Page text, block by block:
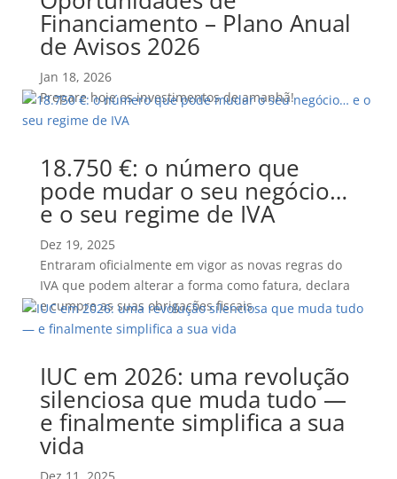
Financiamento – Plano Anual
de Avisos 2026
Jan 18, 2026
Prepare hoje os investimentos de amanhã!
18.750 €: o número que
pode mudar o seu negócio…
e o seu regime de IVA
Dez 19, 2025
Entraram oficialmente em vigor as novas regras do
IVA que podem alterar a forma como fatura, declara
e cumpre as suas obrigações fiscais
IUC em 2026: uma revolução
silenciosa que muda tudo —
e finalmente simplifica a sua
vida